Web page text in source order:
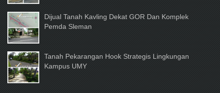
Dijual Tanah Kavling Dekat GOR Dan Komplek
Pemda Sleman
Tanah Pekarangan Hook Strategis Lingkungan
Kampus UMY